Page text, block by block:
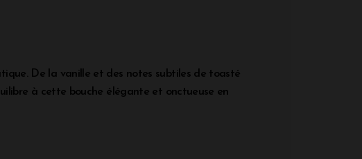
De la vanille et des notes subtiles de toasté
à cette bouche élégante et onctueuse en